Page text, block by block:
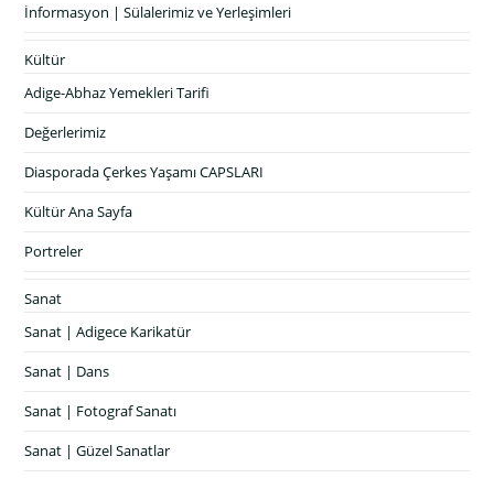
İnformasyon | Sülalerimiz ve Yerleşimleri
Kültür
Adige-Abhaz Yemekleri Tarifi
Değerlerimiz
Diasporada Çerkes Yaşamı CAPSLARI
Kültür Ana Sayfa
Portreler
Sanat
Sanat | Adigece Karikatür
Sanat | Dans
Sanat | Fotograf Sanatı
Sanat | Güzel Sanatlar